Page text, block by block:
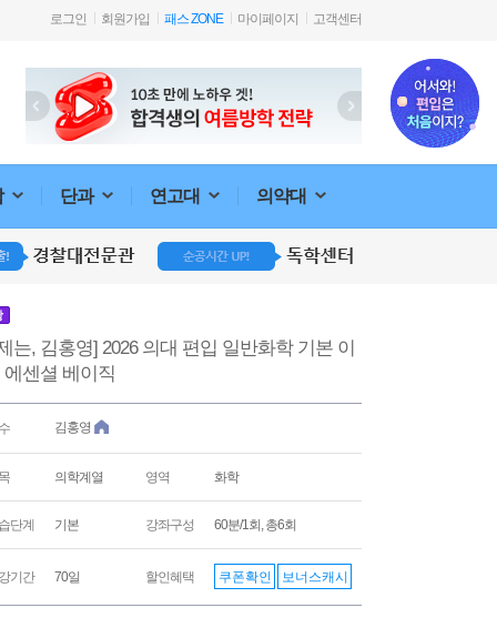
로그인 회원가입 패스 ZONE 마이페이지 고객센터
단과 연고대 의약대
는, 김홍영] 2026 의대 편입 일반화학 기본 이
에센셜 베이직
김홍영
의학계열 영역 화학
단계 기본 강좌구성 60분/1회, 총6회
기간 70일 할인혜택 쿠폰확인 보너스캐시